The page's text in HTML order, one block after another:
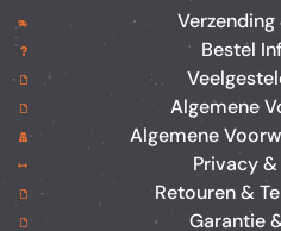
Bestel
Algemene
Algemene
Privacy
Retouren &
Garantie